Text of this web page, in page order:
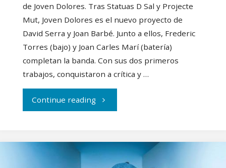
de Joven Dolores. Tras Statuas D Sal y Projecte
Mut, Joven Dolores es el nuevo proyecto de
David Serra y Joan Barbé. Junto a ellos, Frederic
Torres (bajo) y Joan Carles Marí (batería)
completan la banda. Con sus dos primeros
trabajos, conquistaron a crítica y …
Continue reading"Joven
adelantan